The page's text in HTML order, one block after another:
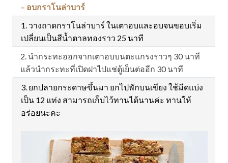
– อบกราโนล่าบาร์
1. วางถาดกราโนล่าบาร์ ในเตาอบและอบจนขอบเริ่ม
เปลี่ยนเป็นสีน้ำตาลทองราว 25 นาที
2. นำกระทะออกจากเตาอบบนตะแกรงราวๆ 30 นาที
แล้วนำกระทะที่เปิดฝาไปแช่ตู้เย็นต่ออีก 30 นาที
3. ยกปลายกระดาษขึ้นมา ยกไปพักบนเขียง ใช้มีดแบ่ง
เป็น 12 แท่ง สามารถเก็บไว้ทานได้นานค่ะ ทานให้
อร่อยนะคะ